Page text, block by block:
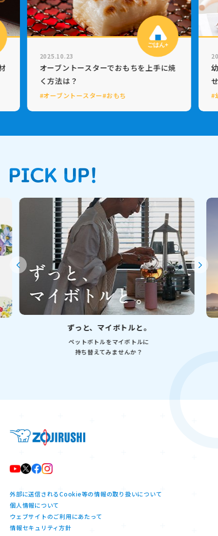
ごはん+
2025.08.27
幼児食はいつからはじめる？成長に合わ
せた食べ方や調理のポイントとは？
#幼児食#いつから #
ずっと、マイボトルと。
ペットボトルをマイボトルに
持ち替えてみませんか？
外部に送信されるCookie等の情報の取り扱いについて
個人情報について
ウェブサイトのご利用にあたって
情報セキュリティ方針